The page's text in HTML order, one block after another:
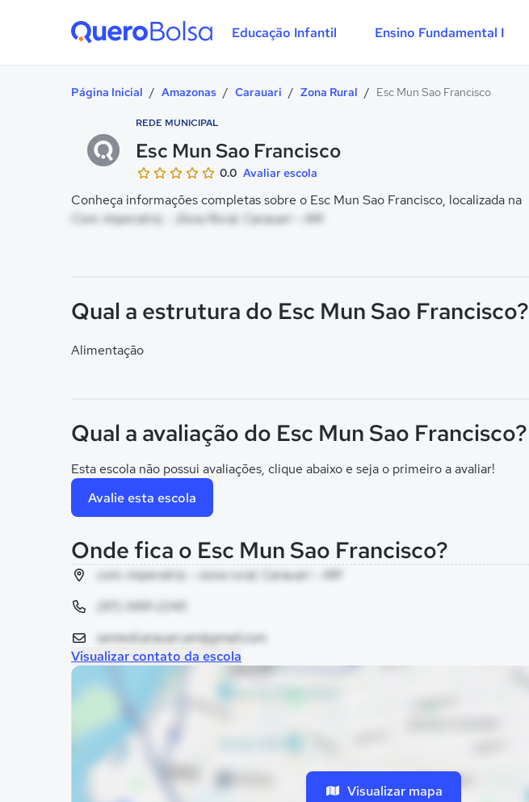
Educação Infantil Ensino Fundamental I
Página Inicial / Amazonas / Carauari / Zona Rural / Esc Mun Sao Francisco
REDE MUNICIPAL
Esc Mun Sao Francisco
0.0 Avaliar escola
Conheça informações completas sobre o Esc Mun Sao Francisco, localizada na
Com. Imperatriz, - Zona Rural, Carauari - AM
Qual a estrutura do Esc Mun Sao Francisco?
Alimentação
Qual a avaliação do Esc Mun Sao Francisco?
Esta escola não possui avaliações, clique abaixo e seja o primeiro a avaliar!
Avalie esta escola
Onde fica o Esc Mun Sao Francisco?
com. imperatriz, - zona rural, Carauari - AM
(97) 3491-2245
semedcarauari.am@gmail.com
Visualizar contato da escola
Visualizar mapa